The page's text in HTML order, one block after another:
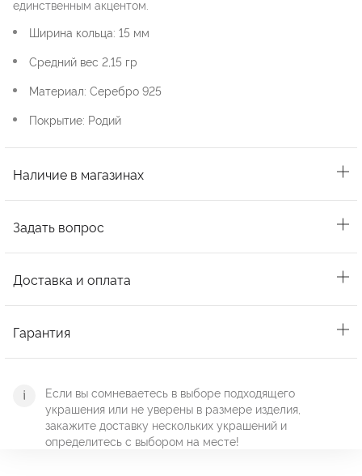
единственным акцентом.
Ширина кольца: 15 мм
Средний вес 2,15 гр
Материал: Серебро 925
Покрытие: Родий
Наличие в магазинах
Задать вопрос
Доставка и оплата
Гарантия
Если вы сомневаетесь в выборе подходящего
украшения или не уверены в размере изделия,
закажите доставку нескольких украшений и
определитесь с выбором на месте!